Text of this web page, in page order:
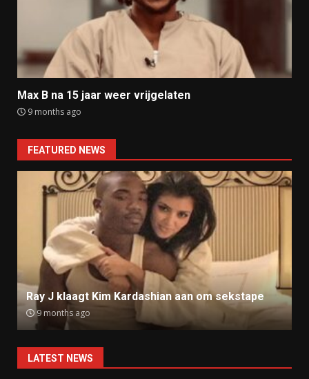
Max B na 15 jaar weer vrijgelaten
9 months ago
FEATURED NEWS
Ray J klaagt Kim Kardashian aan om sekstape
9 months ago
LATEST NEWS